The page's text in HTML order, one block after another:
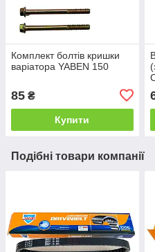
Комплект болтів кришки
варіатора YABEN 150
85 ₴
Купити
Подібні товари компанії